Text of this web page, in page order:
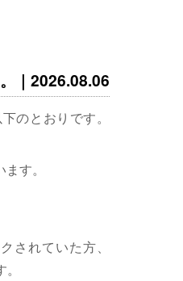
｜2026.08.06
のとおりです。
す。
されていた方、